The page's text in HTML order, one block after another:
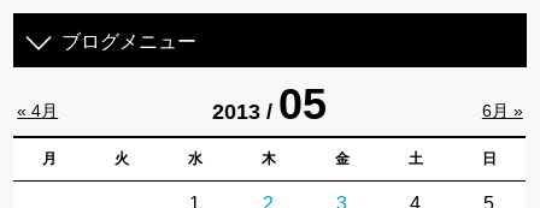
ブログメニュー
2013 / 05
月 火 水 木 金 土 日
« 4月 6月 »